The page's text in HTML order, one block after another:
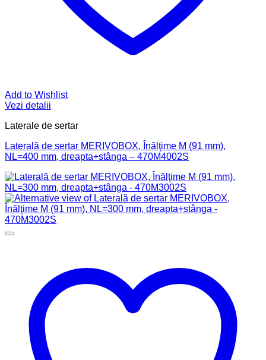
Add to Wishlist
Vezi detalii
Laterale de sertar
Laterală de sertar MERIVOBOX, Înălţime M (91 mm),
NL=400 mm, dreapta+stânga – 470M4002S